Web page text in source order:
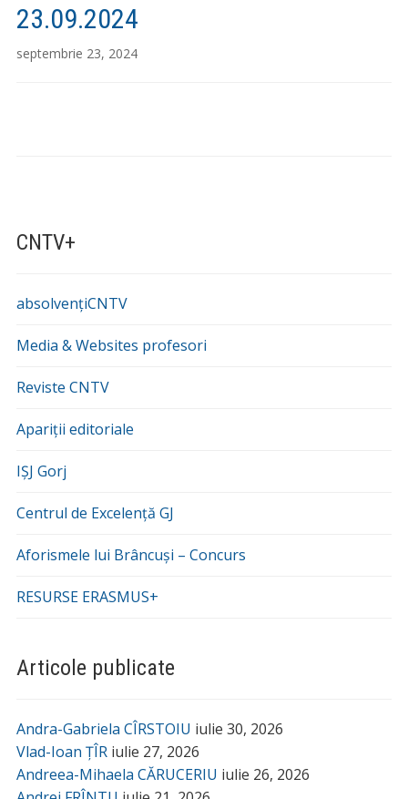
CNTV+
absolvențiCNTV
Media & Websites profesori
Reviste CNTV
Apariții editoriale
IȘJ Gorj
Centrul de Excelență GJ
Aforismele lui Brâncuși – Concurs
RESURSE ERASMUS+
Articole publicate
Andra-Gabriela CÎRSTOIU iulie 30, 2026
Vlad-Ioan ȚÎR iulie 27, 2026
Andreea-Mihaela CĂRUCERIU iulie 26, 2026
23.09.2024
septembrie 23, 2024